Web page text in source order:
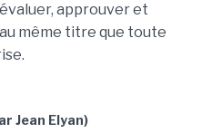
approuver et
même titre que toute
Jean Elyan)